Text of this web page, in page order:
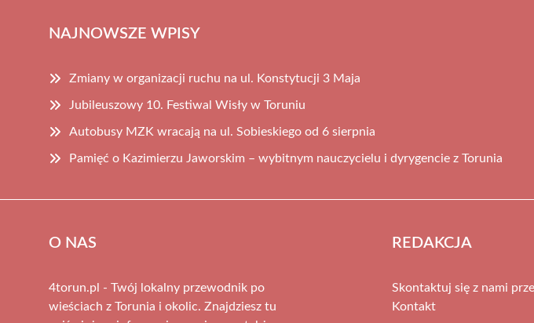
NAJNOWSZE WPISY
Zmiany w organizacji ruchu na ul. Konstytucji 3 Maja
Jubileuszowy 10. Festiwal Wisły w Toruniu
Autobusy MZK wracają na ul. Sobieskiego od 6 sierpnia
Pamięć o Kazimierzu Jaworskim – wybitnym nauczycielu i dyrygencie z Torunia
O NAS
4torun.pl - Twój lokalny przewodnik po
wieściach z Torunia i okolic. Znajdziesz tu
REDAKCJA
Skontaktuj się z nami
Kontakt